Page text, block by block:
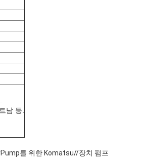
남 등.
를 위한 Komatsu//장치 펌프